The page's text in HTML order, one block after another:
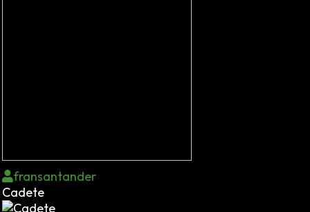
fransantander
Cadete